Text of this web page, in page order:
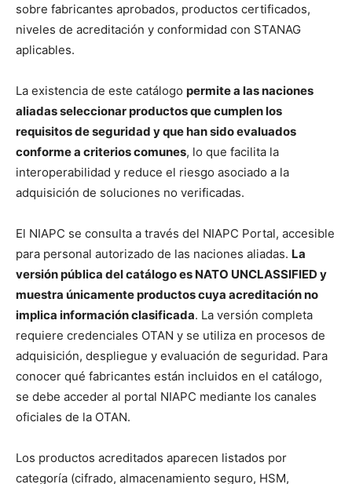
sobre fabricantes aprobados, productos certificados,
niveles de acreditación y conformidad con STANAG
aplicables.
La existencia de este catálogo permite a las naciones
aliadas seleccionar productos que cumplen los
requisitos de seguridad y que han sido evaluados
conforme a criterios comunes, lo que facilita la
interoperabilidad y reduce el riesgo asociado a la
adquisición de soluciones no verificadas.
El NIAPC se consulta a través del NIAPC Portal, accesible
para personal autorizado de las naciones aliadas. La
versión pública del catálogo es NATO UNCLASSIFIED y
muestra únicamente productos cuya acreditación no
implica información clasificada. La versión completa
requiere credenciales OTAN y se utiliza en procesos de
adquisición, despliegue y evaluación de seguridad. Para
conocer qué fabricantes están incluidos en el catálogo,
se debe acceder al portal NIAPC mediante los canales
oficiales de la OTAN.
Los productos acreditados aparecen listados por
categoría (cifrado, almacenamiento seguro, HSM,